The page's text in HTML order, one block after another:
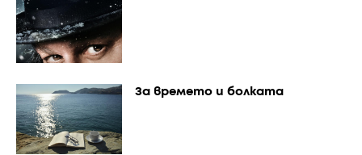
За времето и болката